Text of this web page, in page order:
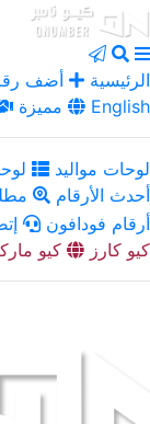
الرئيسية أضف
مميزة
English
لوحات مواليد
أحدث الأرقام
أرقام فودافون
كيو كارز
كيو